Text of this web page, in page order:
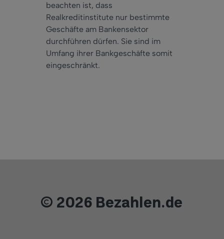
beachten ist, dass
Realkreditinstitute nur bestimmte
Geschäfte am Bankensektor
durchführen dürfen. Sie sind im
Umfang ihrer Bankgeschäfte somit
eingeschränkt.
© 2026 Bezahlen.de